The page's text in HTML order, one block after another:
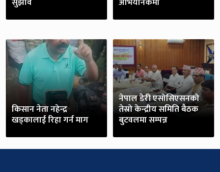
किसान नेता नहेन्द्र
खड्कालाई रिहा गर्न माग
नेपाल डेरी एसोसिएसनको
तेस्रो केन्द्रीय समिति बैठक
बुटवलमा सम्पन्न